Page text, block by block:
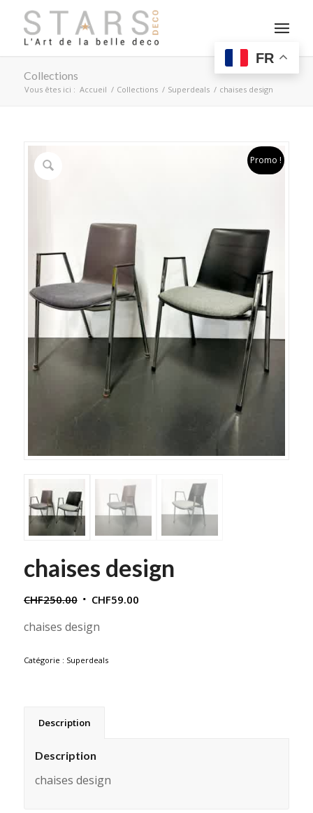
Collections
Vous êtes ici : Accueil / Collections / Superdeals / chaises design
Promo !
chaises design
CHF250.00 Le
initial
CHF250.00.
CHF59.00Le
chaises design
Catégorie : Superdeals
Description
Description
chaises design
FR